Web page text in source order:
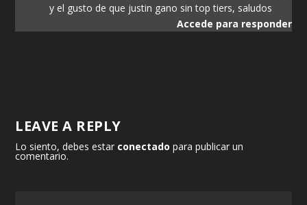
y el gusto de que justin gano sin top tiers, saludos
Accede para responder
LEAVE A REPLY
Lo siento, debes estar conectado para publicar un
comentario.